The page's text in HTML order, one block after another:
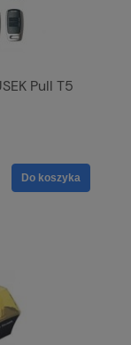
Pull T5
Do koszyka